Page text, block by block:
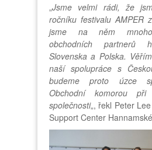
„Jsme velmi rádi, že
ročníku festivalu AMPER
jsme na něm mnoho
obchodních partnerů
Slovenska a Polska.
naší spolupráce s
budeme proto úzce
Obchodní komorou při
společnosti„, řekl Peter
Support Center